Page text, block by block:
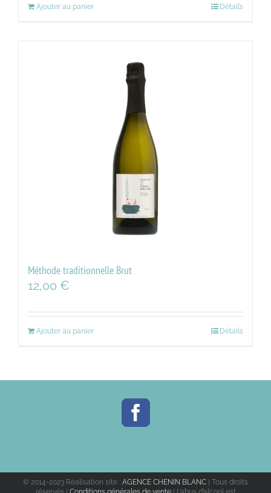
Ajouter au panier Détails
Méthode traditionnelle Brut
12,00 €
Ajouter au panier Détails
© 2014-2023 Réalisation site : AGENCE CHENIN BLANC | Tous droits